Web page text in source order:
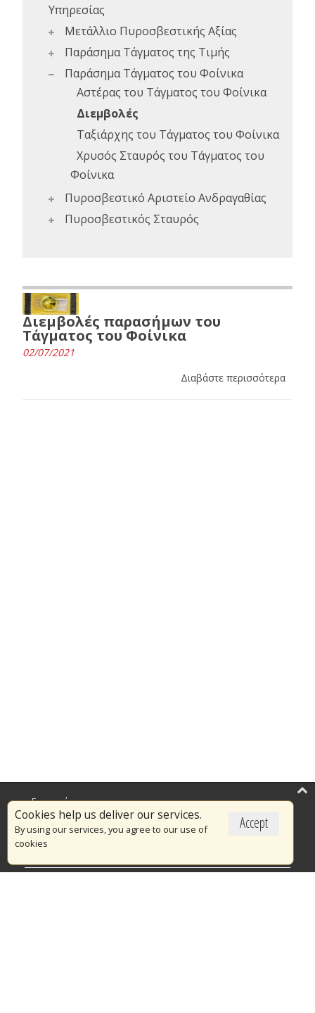
Υπηρεσίας
Μετάλλιο Πυροσβεστικής Αξίας
Παράσημα Τάγματος της Τιμής
Παράσημα Τάγματος του Φοίνικα
Αστέρας του Τάγματος του Φοίνικα
Διεμβολές
Ταξιάρχης του Τάγματος του Φοίνικα
Χρυσός Σταυρός του Τάγματος του
Φοίνικα
Πυροσβεστικό Αριστείο Ανδραγαθίας
Πυροσβεστικός Σταυρός
Διεμβολές παρασήμων του
Τάγματος του Φοίνικα
02/07/2021
Διαβάστε περισσότερα
Accept
Cookies help us deliver our services.
By using our services, you agree to our use of
cookies
Επικαιρότητα
Το Πυροσβεστικό Σώμα